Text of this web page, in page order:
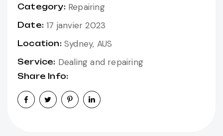
Category: Repairing
Date: 17 janvier 2023
Location: Sydney, AUS
Service: Dealing and repairing
Share Info: